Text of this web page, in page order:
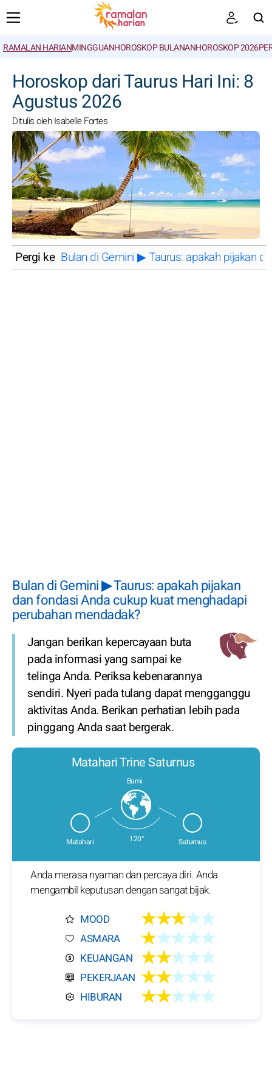
RAMALAN HARIANMINGGUANHOROSKOP BULANANHOROSKOP 2026
Horoskop dari Taurus Hari Ini: 8
Agustus 2026
Ditulis oleh Isabelle Fortes
Pergi ke Bulan di Gemini ▶ Taurus: apakah pijakan
Bulan di Gemini ▶ Taurus: apakah pijakan
dan fondasi Anda cukup kuat menghadapi
perubahan mendadak?
Jangan berikan kepercayaan buta
pada informasi yang sampai ke
telinga Anda. Periksa kebenarannya
sendiri. Nyeri pada tulang dapat mengganggu
aktivitas Anda. Berikan perhatian lebih pada
pinggang Anda saat bergerak.
Matahari Trine Saturnus
Bumi
Matahari Saturnus
120°
Anda merasa nyaman dan percaya diri. Anda
mengambil keputusan dengan sangat bijak.
MOOD
★★★★★
ASMARA ★★★★★
KEUANGAN ★★★★★
PEKERJAAN ★★★★★
HIBURAN ★★★★★